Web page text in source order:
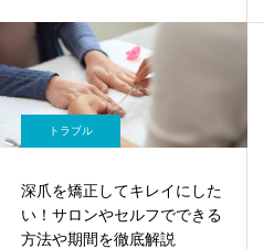
トラブル
深爪を矯正してキレイにした
い！サロンやセルフでできる
方法や期間を徹底解説